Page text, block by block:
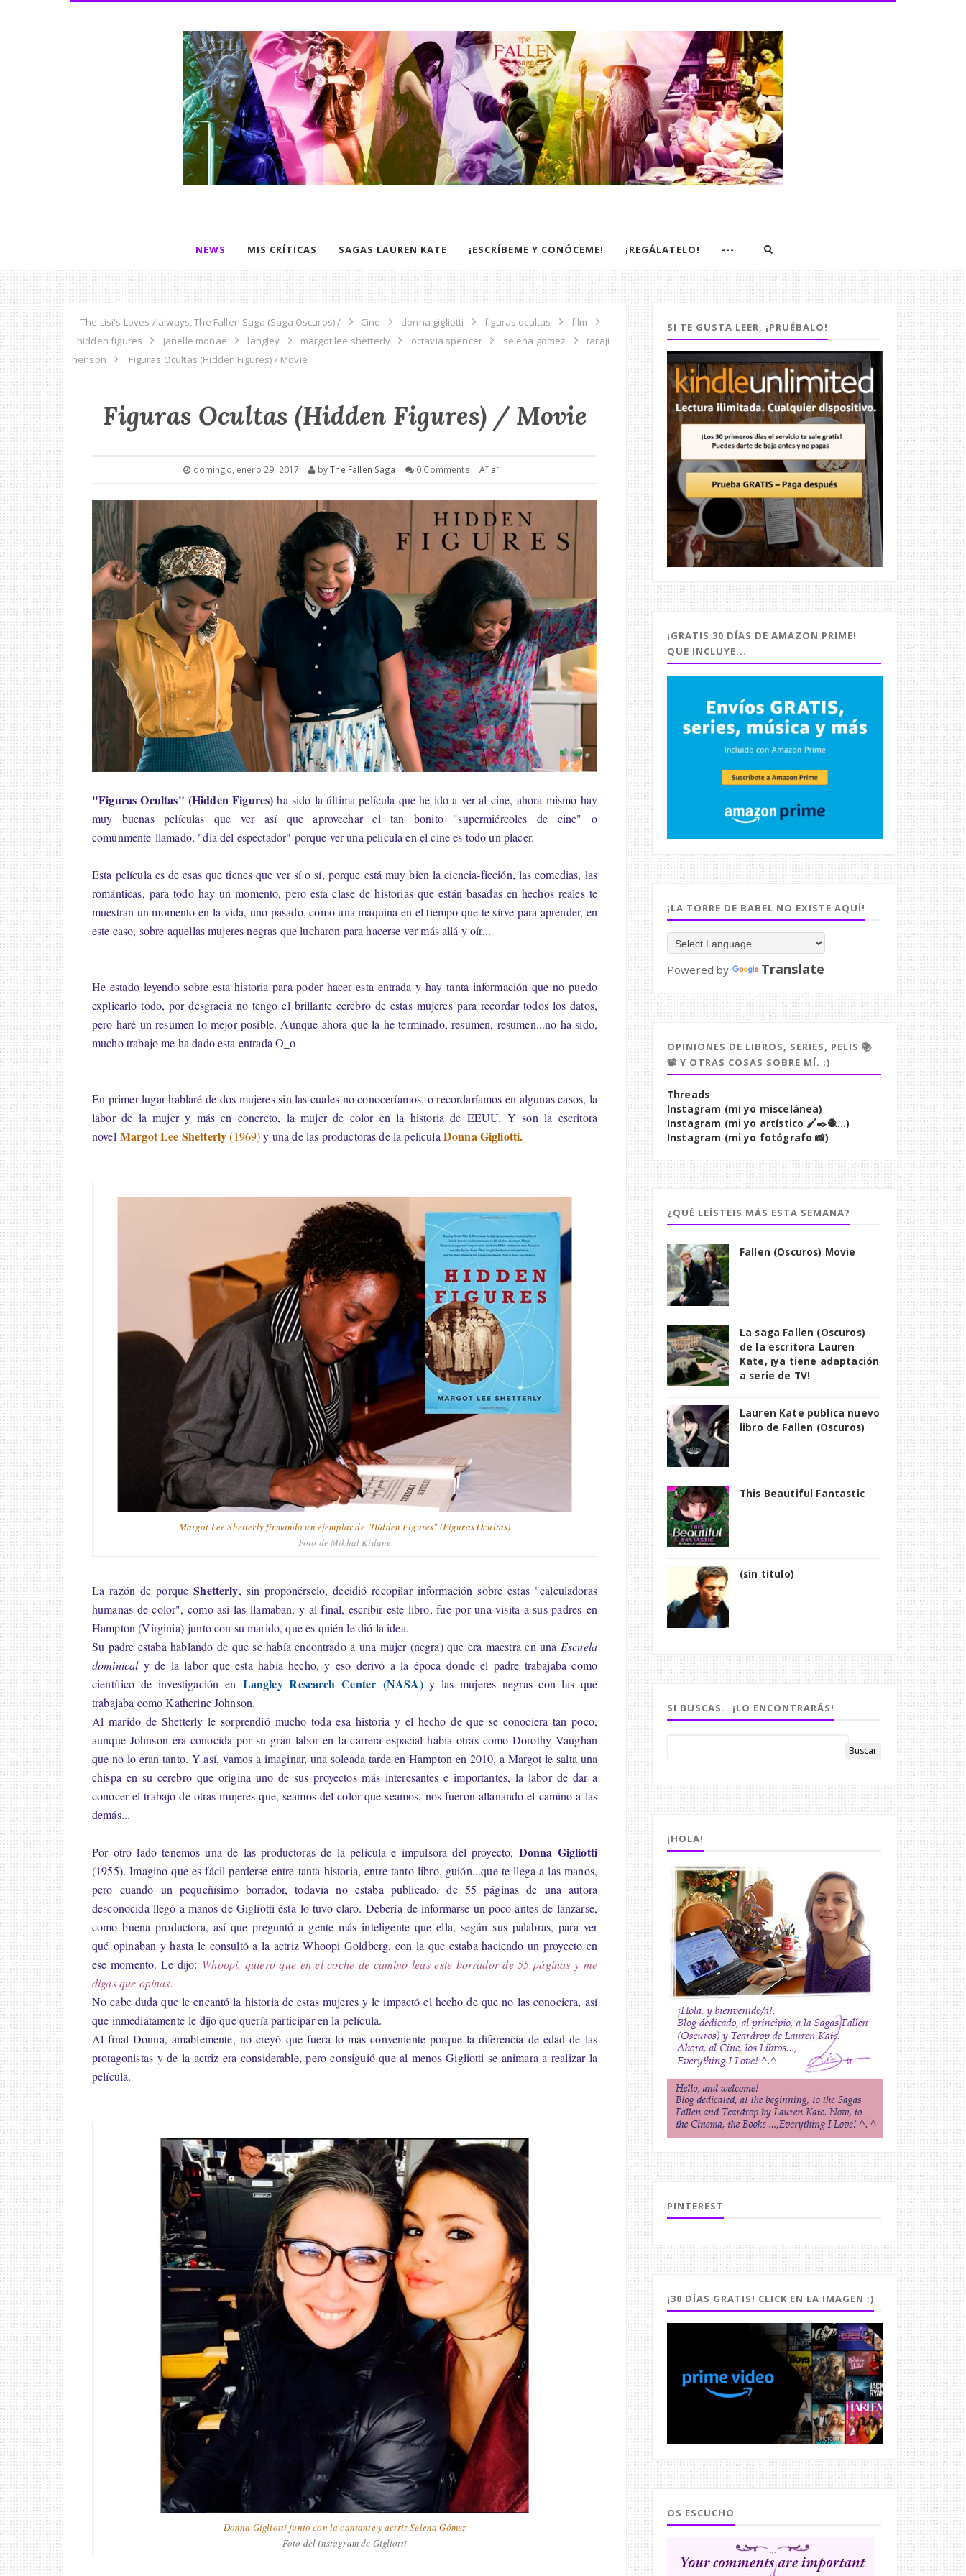
NEWS MIS CRÍTICAS SAGAS LAUREN KATE ¡ESCRÍBEME Y CONÓCEME! ¡REGÁLATELO! ---
The Lisi's Loves / always, The Fallen Saga (Saga Oscuros) / Cine donna gigliotti figuras ocultas
film
hidden figures
janelle monae langley margot lee shetterly octavia spencer selena gomez
taraji
henson
Figuras Ocultas (Hidden Figures) / Movie
Figuras Ocultas (Hidden Figures) / Movie
domingo, enero 29, 2017 byThe Fallen Saga 0 Comments A+ a-
"Figuras Ocultas" (Hidden Figures) ha sido la última película que he ido a ver al cine, ahora mismo hay
muy buenas películas que ver así que aprovechar el tan bonito "supermiércoles de cine" o
comúnmente llamado, "día del espectador" porque ver una película en el cine es todo un placer.
Esta película es de esas que tienes que ver sí o sí, porque está muy bien la ciencia-ficción, las comedias, las
románticas, para todo hay un momento, pero esta clase de historias que están basadas en hechos reales te
muestran un momento en la vida, uno pasado, como una máquina en el tiempo que te sirve para aprender, en
este caso, sobre aquellas mujeres negras que lucharon para hacerse ver más allá y oír...
He estado leyendo sobre esta historia para poder hacer esta entrada y hay tanta información que no puedo
explicarlo todo, por desgracia no tengo el brillante cerebro de estas mujeres para recordar todos los datos,
pero haré un resumen lo mejor posible. Aunque ahora que la he terminado, resumen, resumen...no ha sido,
mucho trabajo me ha dado esta entrada O_o
En primer lugar hablaré de dos mujeres sin las cuales no conoceríamos, o recordaríamos en algunas casos, la
labor de la mujer y más en concreto, la mujer de color en la historia de EEUU. Y son la escritora
novel Margot Lee Shetterly(1969)y una de las productoras de la película Donna Gigliotti.
Margot Lee Shetterly firmando un ejemplar de "Hidden Figures" (Figuras Ocultas)
Foto de Mikhal Kidane
La razón de porqueShetterly, sin proponérselo, decidió recopilar información sobre estas "calculadoras
humanas de color", como así las llamaban, y al final, escribir este libro, fue por una visita a sus padres en
Hampton (Virginia)junto con su marido, que es quién le dió la idea.
Su padre estaba hablando de que se había encontrado a una mujer (negra) que era maestra en una Escuela
dominical y de la labor que esta había hecho, y eso derivó a la época donde el padre trabajaba como
científico de investigación en Langley Research Center (NASA)y las mujeres negras con las que
trabajaba como Katherine Johnson.
Al marido de Shetterly le sorprendió mucho toda esa historia y el hecho de que se conociera tan poco,
aunque Johnson era conocida por su gran labor en la carrera espacial había otras como Dorothy Vaughan
que no lo eran tanto. Y así, vamos a imaginar, una soleada tarde en Hampton en 2010, a Margot le salta una
chispa en su cerebro que origina uno de sus proyectos más interesantes e importantes, la labor de dar a
conocer el trabajo de otras mujeres que, seamos del color que seamos, nos fueron allanando el camino a las
demás...
Por otro lado tenemos una de las productoras de la película e impulsora del proyecto, Donna Gigliotti
(1955). Imagino que es fácil perderse entre tanta historia, entre tanto libro, guión...que te llega a las manos,
pero cuando un pequeñísimo borrador, todavía no estaba publicado, de 55 páginas de una autora
desconocida llegó a manos de Gigliotti ésta lo tuvo claro. Debería de informarse un poco antes de lanzarse,
como buena productora, así que preguntó a gente más inteligente que ella, según sus palabras, para ver
qué opinaban y hasta le consultó a la actriz Whoopi Goldberg, con la que estaba haciendo un proyecto en
ese momento. Le dijo: Whoopi, quiero que en el coche de camino leas este borrador de 55 páginas y me
digas que opinas.
No cabe duda que le encantó la historia de estas mujeres y le impactó el hecho de que no las conociera, así
que inmediatamente le dijo que quería participar en la película.
Al final Donna, amablemente, no creyó que fuera lo más conveniente porque la diferencia de edad de las
protagonistas y de la actriz era considerable, pero consiguió que al menos Gigliotti se animara a realizar la
película.
Donna Gigliotti junto con la cantante y actriz Selena Gómez
Foto del instagram de Gigliotti
SI TE GUSTA LEER, ¡PRUÉBALO!
¡GRATIS 30 DÍAS DE AMAZON PRIME!
QUE INCLUYE...
¡LA TORRE DE BABEL NO EXISTE AQUÍ!
Powered by Translate
OPINIONES DE LIBROS, SERIES, PELIS 📚
📽️ Y OTRAS COSAS SOBRE MÍ. ;)
Threads
Instagram (mi yo miscelánea)
Instagram (mi yo artístico 🖌️✒️🧶...)
Instagram (mi yo fotógrafo 📸)
¿QUÉ LEÍSTEIS MÁS ESTA SEMANA?
Fallen (Oscuros) Movie
La saga Fallen (Oscuros)
de la escritora Lauren
Kate, ¡ya tiene adaptación
a serie de TV!
Lauren Kate publica nuevo
libro de Fallen (Oscuros)
This Beautiful Fantastic
(sin título)
SI BUSCAS...¡LO ENCONTRARÁS!
¡HOLA!
PINTEREST
¡30 DÍAS GRATIS! CLICK EN LA IMAGEN ;)
OS ESCUCHO